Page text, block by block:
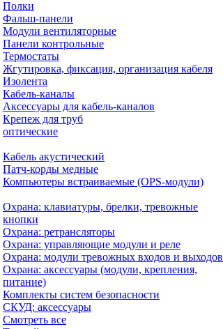
Полки
Фальш-панели
Модули вентиляторные
Панели контрольные
Термостаты
Жгутировка, фиксация, организация кабеля
Изолента
Кабель-каналы
Аксессуары для кабель-каналов
Крепеж для труб
оптические
Кабель акустический
Патч-корды медные
Компьютеры встраиваемые (OPS-модули)
Охрана: клавиатуры, брелки, тревожные
кнопки
Охрана: ретрансляторы
Охрана: управляющие модули и реле
Охрана: модули тревожных входов и выходов
Охрана: аксессуары (модули, крепления,
питание)
Комплекты систем безопасности
СКУД: аксессуары
Смотреть все